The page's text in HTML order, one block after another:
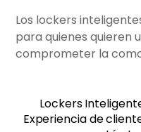
Los lockers
para quienes quieren
comprometer la
Lockers
Experiencia de